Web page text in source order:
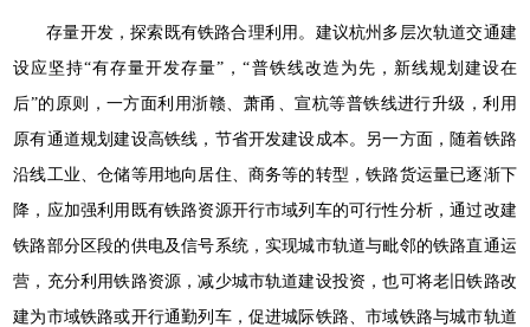
存量开发，探索既有铁路合理利用。建议杭州多层次轨道交通建
设应坚持“有存量开发存量”，“普铁线改造为先，新线规划建设在
后”的原则，一方面利用浙赣、萧甬、宣杭等普铁线进行升级，利用
原有通道规划建设高铁线，节省开发建设成本。另一方面，随着铁路
沿线工业、仓储等用地向居住、商务等的转型，铁路货运量已逐渐下
降，应加强利用既有铁路资源开行市域列车的可行性分析，通过改建
铁路部分区段的供电及信号系统，实现城市轨道与毗邻的铁路直通运
营，充分利用铁路资源，减少城市轨道建设投资，也可将老旧铁路改
建为市域铁路或开行通勤列车，促进城际铁路、市域铁路与城市轨道